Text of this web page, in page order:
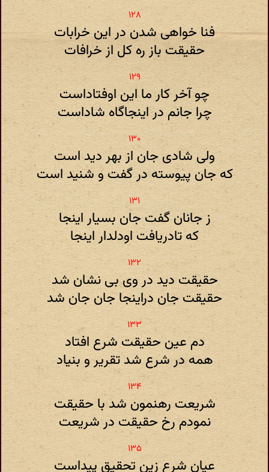
فنا خواهی شدن در این خرابات
حقیقت باز ره کل از خرافات
چو آخر کار ما این اوفتاداست
چرا جانم در اینجاگاه شاداست
ولی شادی جان از بهر دید است
که جان پیوسته در گفت و شنید است
ز جانان گفت جان بسیار اینجا
که تادریافت اودلدار اینجا
حقیقت دید در وی بی نشان شد
حقیقت جان دراینجا جان جان شد
دم عین حقیقت شرع افتاد
همه در شرع شد تقریر و بنیاد
شریعت رهنمون شد با حقیقت
نمودم رخ حقیقت در شریعت
عیان شرع زین تحقیق پیداست